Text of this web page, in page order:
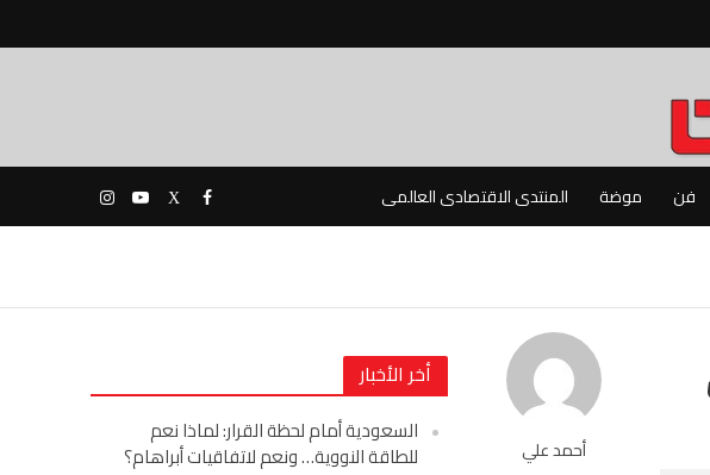
فن موضة المنتدى الاقتصادى العالمى
أخر الأخبار
السعودية أمام لحظة القرار: لماذا نعم
للطاقة النووية… ونعم لاتفاقيات أبراهام؟
أحمد علي